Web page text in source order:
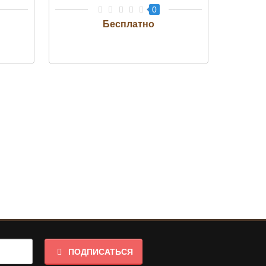
0
ПОДПИСАТЬСЯ